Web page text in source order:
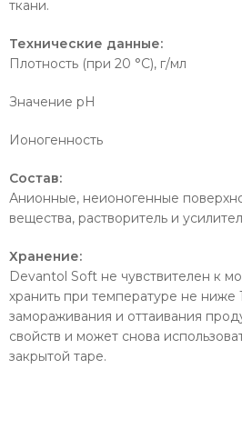
ткани.
Технические данные:
Плотность (при 20 °C), г/мл
Значение pH
Ионогенность
Состав:
Анионные, неионогенные
вещества, растворитель и
Хранение:
Devantol Soft не чувствителен к
хранить при температуре не ниже
замораживания и оттаивания
свойств и может снова
закрытой таре.